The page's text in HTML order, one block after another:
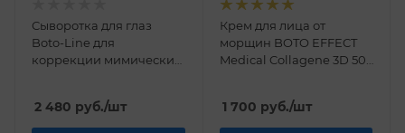
Сыворотка для глаз
Boto-Line для
коррекции мимических
2 480 руб./шт
Крем для лица от
морщин BOTO EFFECT
Medical Collagene 3D 50
1 700 руб./шт